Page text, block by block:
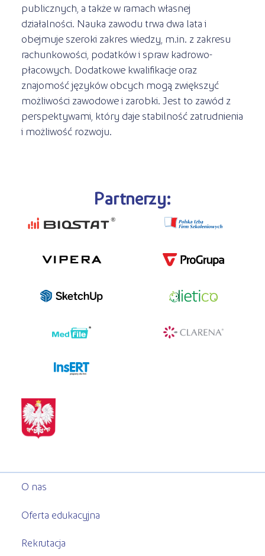
publicznych, a także w ramach własnej
działalności. Nauka zawodu trwa dwa lata i
obejmuje szeroki zakres wiedzy, m.in. z zakresu
rachunkowości, podatków i spraw kadrowo-
płacowych. Dodatkowe kwalifikacje oraz
znajomość języków obcych mogą zwiększyć
możliwości zawodowe i zarobki. Jest to zawód z
perspektywami, który daje stabilność zatrudnienia
i możliwość rozwoju.
Partnerzy:
programy dla firm
O nas
Oferta edukacyjna
Rekrutacja